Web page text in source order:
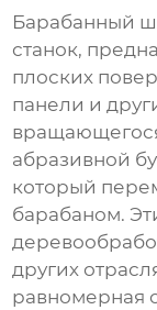
Барабанный
станок,
плоских
панели и
абразивной
который
барабаном.
других
равномерная